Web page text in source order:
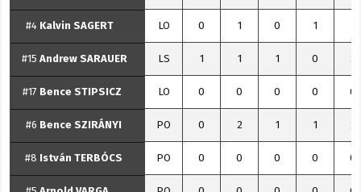
#4 Kalvin SAGERT LO 0 1 0 1
#15 Andrew SARAUER LS 1 1 1 0 2
#17 Bence STIPSICZ LO 0 0 0 0 0
#6 Bence SZIRÁNYI PO 0 2 1 1 2
#8 István TERBÓCS PO 0 0 0 0 0